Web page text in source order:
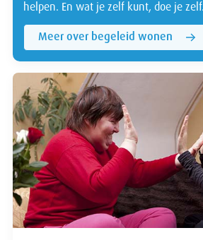
helpen. En wat je zelf kunt, doe je
Meer over begeleid wonen